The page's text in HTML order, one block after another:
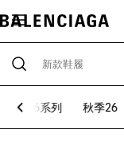
七夕26系列 秋季26